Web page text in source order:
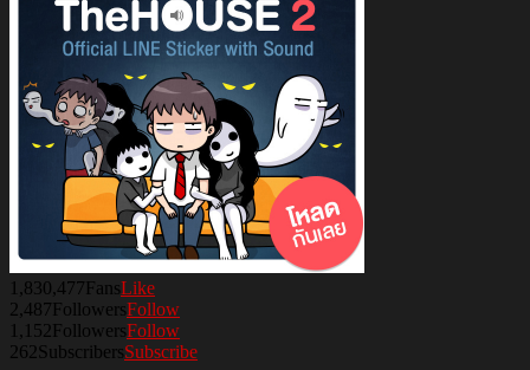
1,830,477FansLike
2,487FollowersFollow
1,152FollowersFollow
262SubscribersSubscribe